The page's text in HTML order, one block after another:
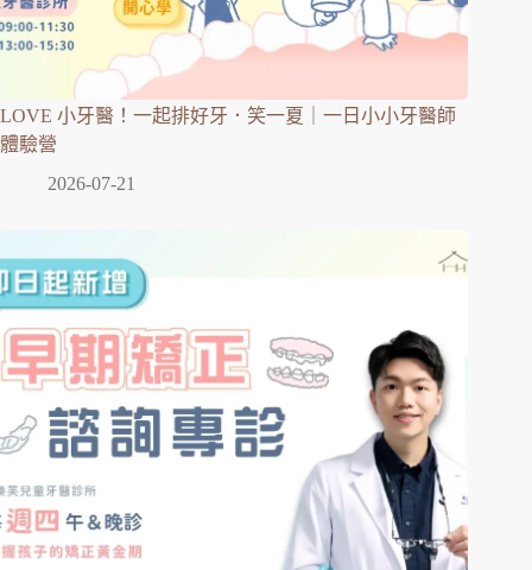
LOVE 小牙醫！一起排好牙．笑一夏｜一日小小牙醫師
體驗營
2026-07-21